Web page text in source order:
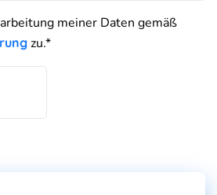
meiner Daten gemäß
zu.*